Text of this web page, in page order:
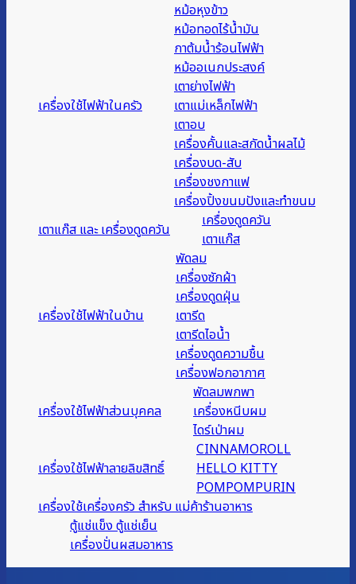
เครื่องใช้ไฟฟ้าในครัว
หม้อหุงข้าว
หม้อทอดไร้น้ำมัน
กาต้มน้ำร้อนไฟฟ้า
หม้ออเนกประสงค์
เตาย่างไฟฟ้า
เตาแม่เหล็กไฟฟ้า
เตาอบ
เครื่องคั้นและสกัดน้ำผลไม้
เครื่องบด-สับ
เครื่องชงกาแฟ
เครื่องปิ้งขนมปังและทำขนม
เตาแก๊ส และ เครื่องดูดควัน
เครื่องดูดควัน
เตาแก๊ส
เครื่องใช้ไฟฟ้าในบ้าน
พัดลม
เครื่องซักผ้า
เครื่องดูดฝุ่น
เตารีด
เตารีดไอน้ำ
เครื่องดูดความชื้น
เครื่องฟอกอากาศ
เครื่องใช้ไฟฟ้าส่วนบุคคล
พัดลมพกพา
เครื่องหนีบผม
ไดร์เป่าผม
เครื่องใช้ไฟฟ้าลายลิขสิทธิ์
CINNAMOROLL
HELLO KITTY
POMPOMPURIN
เครื่องใช้เครื่องครัว สำหรับ แม่ค้าร้านอาหาร
ตู้แช่แข็ง ตู้แช่เย็น
เครื่องปั่นผสมอาหาร